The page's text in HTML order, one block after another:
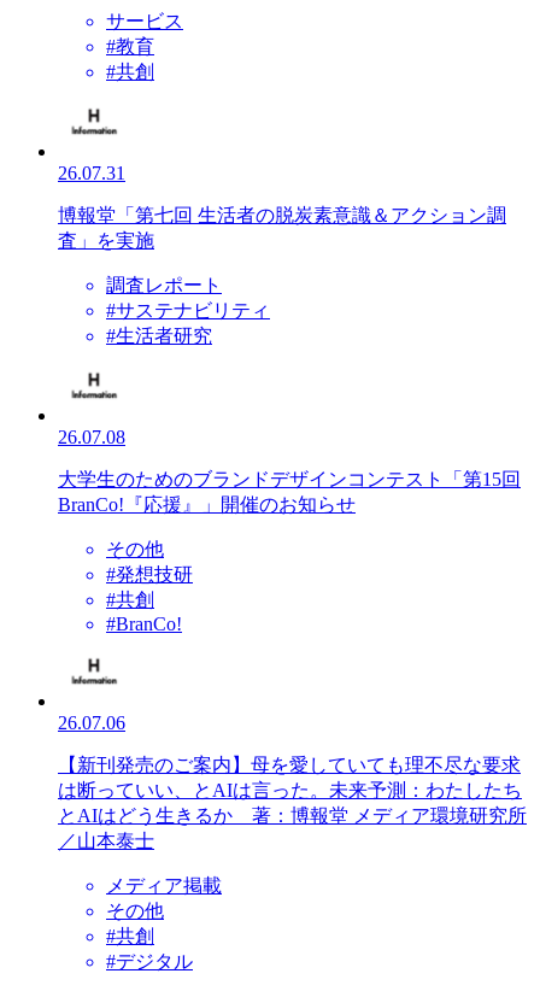
サービス
#教育
#共創
26.07.31
博報堂「第七回 生活者の脱炭素意識＆アクション調
査」を実施
調査レポート
#サステナビリティ
#生活者研究
26.07.08
大学生のためのブランドデザインコンテスト「第15回
BranCo!『応援』」開催のお知らせ
その他
#発想技研
#共創
#BranCo!
26.07.06
【新刊発売のご案内】母を愛していても理不尽な要求
は断っていい、とAIは言った。未来予測：わたしたち
とAIはどう生きるか 著：博報堂 メディア環境研究所
／山本泰士
メディア掲載
その他
#共創
#デジタル